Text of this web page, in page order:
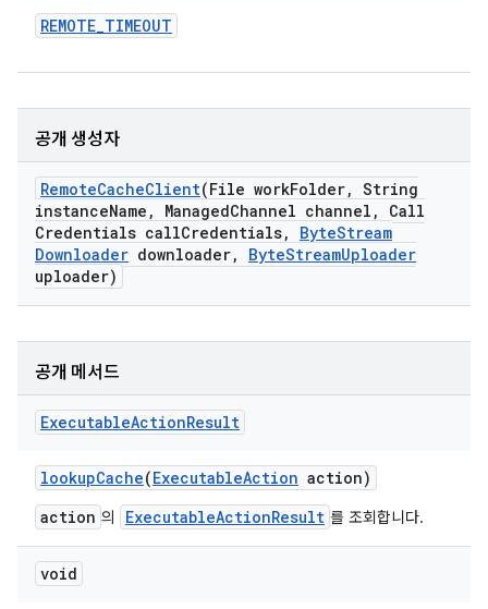
REMOTE_TIMEOUT
공개 생성자
RemoteCacheClient(File workFolder, String
instanceName , ManagedChannel channel ,
Call
Credentials callCredentials, ByteStream
Downloader downloader, ByteStreamUploader
uploader)
공개 메서드
ExecutableActionResult
lookupCache(ExecutableAction action)
action 의 ExecutableActionResult 를 조회합니다.
void